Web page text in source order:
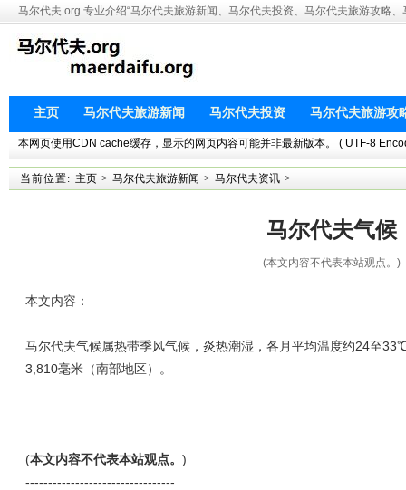
马尔代夫.org 专业介绍“马尔代夫旅游新闻、马尔代夫投资、马尔代夫旅游攻略
主页 马尔代夫旅游新闻 马尔代夫投资 马尔代夫旅游攻
本网页使用CDN cache缓存，显示的网页内容可能并非最新版本。 ( UTF-8
当前位置: 主页 > 马尔代夫旅游新闻 > 马尔代夫资讯 >
马尔代夫气候
(本文内容不代表本站观点。)
本文内容：
马尔代夫气候属热带季风气候，炎热潮湿，各月平均温度约24至
3,810毫米（南部地区）。
(本文内容不代表本站观点。 )
---------------------------------